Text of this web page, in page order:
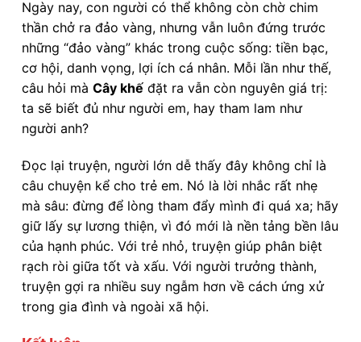
Ngày nay, con người có thể không còn chờ chim
thần chở ra đảo vàng, nhưng vẫn luôn đứng trước
những “đảo vàng” khác trong cuộc sống: tiền bạc,
cơ hội, danh vọng, lợi ích cá nhân. Mỗi lần như thế,
câu hỏi mà Cây khế đặt ra vẫn còn nguyên giá trị:
ta sẽ biết đủ như người em, hay tham lam như
người anh?
Đọc lại truyện, người lớn dễ thấy đây không chỉ là
câu chuyện kể cho trẻ em. Nó là lời nhắc rất nhẹ
mà sâu: đừng để lòng tham đẩy mình đi quá xa; hãy
giữ lấy sự lương thiện, vì đó mới là nền tảng bền lâu
của hạnh phúc. Với trẻ nhỏ, truyện giúp phân biệt
rạch ròi giữa tốt và xấu. Với người trưởng thành,
truyện gợi ra nhiều suy ngẫm hơn về cách ứng xử
trong gia đình và ngoài xã hội.